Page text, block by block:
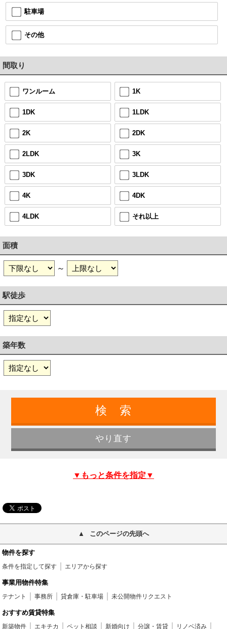
駐車場
その他
間取り
ワンルーム 1K
1DK 1LDK
2K 2DK
2LDK 3K
3DK 3LDK
4K 4DK
4LDK それ以上
面積
～
駅徒歩
築年数
▼もっと条件を指定▼
このページの先頭へ
物件を探す
条件を指定して探す エリアから探す
事業用物件特集
テナント 事務所 貸倉庫・駐車場 未公開物件リクエスト
おすすめ賃貸特集
新築物件 エキチカ ペット相談 新婚向け 分譲・賃貸
リノベ済み